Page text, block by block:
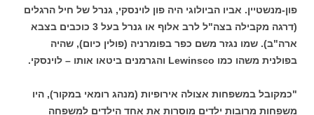
פון-מנשטיין. אביו הביולוגי היה פון לוינסקי, גנרל של חיל הרגלים
(דרגה מקבילה בצה"ל לרב אלוף או גנרל בעל 3 כוכבים בצבא
ארה"ב). שמו נגזר משם כפר בפומרניה (פולין כיום), שהיה
בפולנית משהו כמו Lewinsco והגרמנים ביטאו אותו – לוינסקי.
"כמקובל במשפחות אצולה אירופיות (מנהג רומאי במקור), היו
משפחות מרובות ילדים מוסרות את אחד הילדים למשפחה